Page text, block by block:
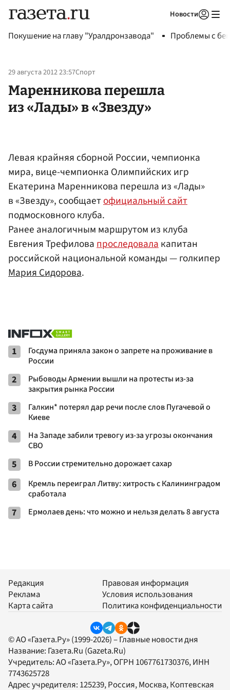
Новости
Покушение на главу "Уралдронзавода" Проблемы с
29 августа 2012 23:57Спорт
Маренникова перешла
из «Лады» в «Звезду»
Левая крайняя сборной России, чемпионка
мира, вице-чемпионка Олимпийских игр
Екатерина Маренникова перешла из «Лады»
в «Звезду», сообщаетофициальный сайт
подмосковного клуба.
Ранее аналогичным маршрутом из клуба
Евгения Трефиловапроследовалакапитан
российской национальной команды — голкипер
Мария Сидорова.
1
Госдума приняла закон о запрете на проживание в
России
2
Рыбоводы Армении вышли на протесты из-за
закрытия рынка России
3
Галкин* потерял дар речи после слов Пугачевой о
Киеве
4
На Западе забили тревогу из-за угрозы окончания
СВО
5 В России стремительно дорожает сахар
6
Кремль переиграл Литву: хитрость с Калининградом
сработала
7 Ермолаев день: что можно и нельзя делать 8 августа
Редакция
Реклама
Карта сайта
Правовая информация
Условия использования
Политика конфиденциальности
© АО «Газета.Ру» (1999-2026) – Главные новости дня
Название: Газета.Ru (Gazeta.Ru)
Учредитель:АО «Газета.Ру», ОГРН 1067761730376, ИНН
7743625728
Адрес учредителя: 125239, Россия, Москва, Коптевская